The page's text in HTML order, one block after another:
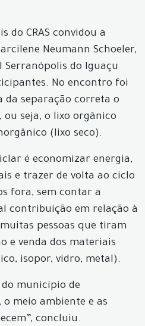
do CRAS convidou a
Neumann Schoeler,
do Iguaçu
No encontro foi
separação correta o
ou seja, o lixo orgânico
(lixo seco).
é economizar energia,
e trazer de volta ao ciclo
fora, sem contar a
contribuição em relação à
pessoas que tiram
e venda dos materiais
isopor, vidro, metal).
do município de
meio ambiente e as
concluiu.